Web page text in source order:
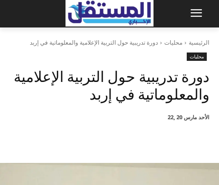
الرئيسية محليات دورة تدريبية حول التربية الإعلامية والمعلوماتية في إربد
محليات
دورة تدريبية حول التربية الإعلامية
والمعلوماتية في إربد
الأحد مارس 20 ,22